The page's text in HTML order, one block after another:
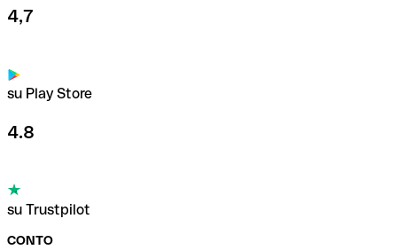
4,7
su Play Store
4.8
su Trustpilot
CONTO